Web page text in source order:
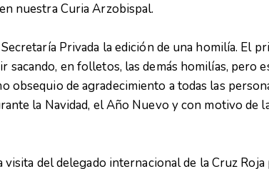
nuestra Curia Arzobispal.
Privada la edición de una homilía. El
sacando, en folletos, las demás homilías, pero
obsequio de agradecimiento a todas las
la Navidad, el Año Nuevo y con motivo de
visita del delegado internacional de la Cruz